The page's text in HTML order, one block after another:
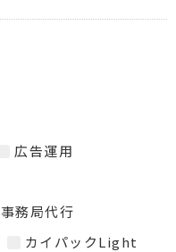
広告運用
事務局代行
カイパックLight